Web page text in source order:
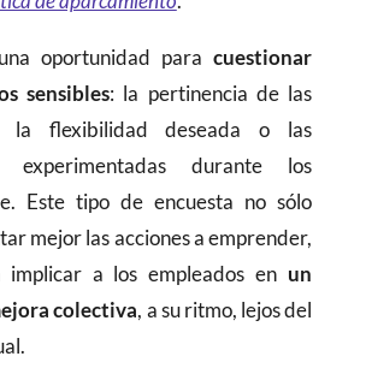
oportunidad paracuestionar
sensibles: la pertinencia de las
la flexibilidad deseada o las
experimentadas durante los
Este tipo de encuesta no sólo
mejor las acciones a emprender,
implicar a los empleados en un
colectiva, a su ritmo, lejos del